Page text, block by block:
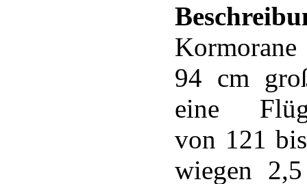
94 cm
eine
von 121
wiegen